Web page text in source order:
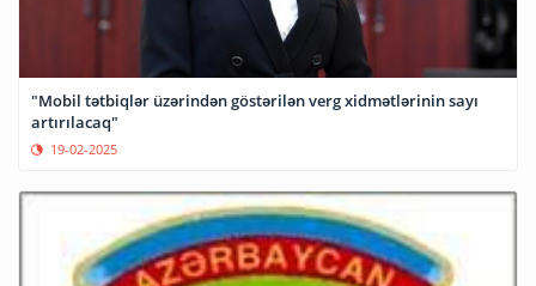
"Mobil tətbiqlər üzərindən göstərilən verg xidmətlərinin sayı
artırılacaq"
19-02-2025